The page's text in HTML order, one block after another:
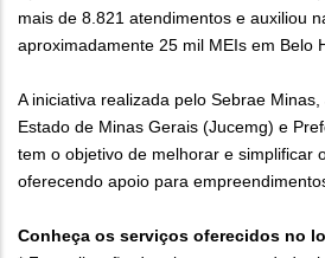
mais de 8.821 atendimentos e auxiliou
aproximadamente 25 mil MEIs em Belo
A iniciativa realizada pelo Sebrae
Estado de Minas Gerais (Jucemg) e
tem o objetivo de melhorar e simplificar
oferecendo apoio para
Conheça os serviços oferecidos no